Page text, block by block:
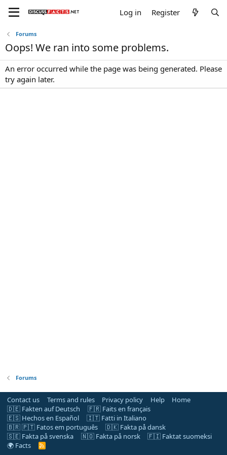
Log in Register
Forums
Oops! We ran into some problems.
An error occurred while the page was being generated. Please
try again later.
Forums
Contact us Terms and rules Privacy policy Help
Home
🇩🇪 Fakten auf Deutsch
🇫🇷 Faits en français
🇪🇸 Hechos en Español
🇮🇹 Fatti in Italiano
🇧🇷 🇵🇹 Fatos em português
🇩🇰 Fakta på dansk
🇸🇪 Fakta på svenska
🇳🇴 Fakta på norsk
🇫🇮 Faktat suomeksi
🌍 Facts
R